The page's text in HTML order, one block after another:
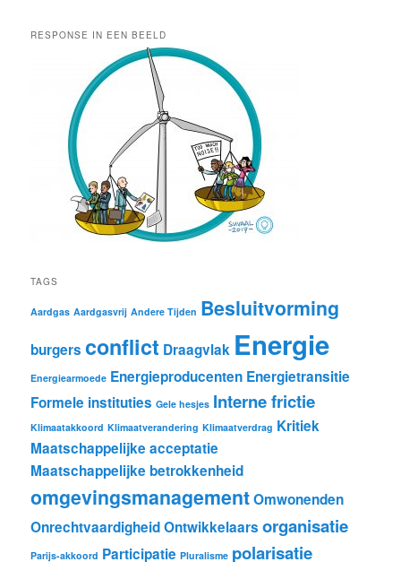
RESPONSE IN EEN BEELD
TAGS
Aardgas Aardgasvrij Andere Tijden Besluitvorming
burgers conflict Draagvlak Energie
Energiearmoede Energieproducenten Energietransitie
Formele instituties Gele hesjes Interne frictie
Klimaatakkoord Klimaatverandering Klimaatverdrag Kritiek
Maatschappelijke acceptatie
Maatschappelijke betrokkenheid
omgevingsmanagementOmwonenden
OnrechtvaardigheidOntwikkelaars organisatie
Parijs-akkoord Participatie Pluralisme polarisatie